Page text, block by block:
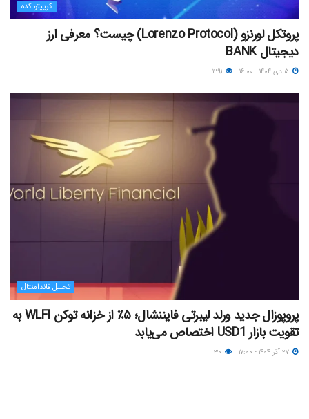
کریپتو کده
پروتکل لورنزو (Lorenzo Protocol) چیست؟ معرفی ارز
دیجیتال BANK
تحلیل فاندامنتال
پروپوزال جدید ورلد لیبرتی فایننشال؛ ۵٪ از خزانه توکن WLFI به
تقویت بازار USD1 اختصاص می‌یابد